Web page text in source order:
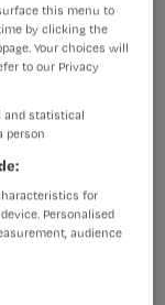
this menu to
by clicking the
Your choices will
to our Privacy
and statistical
person
for
Personalised
audience